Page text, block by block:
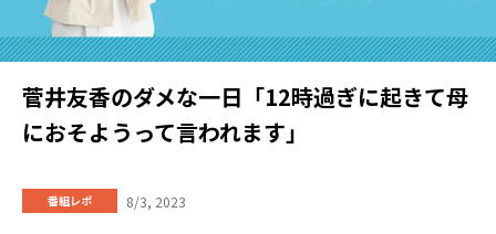
菅井友香のダメな一日「12時過ぎに起きて母
におそようって言われます」
番組レポ 8/3, 2023